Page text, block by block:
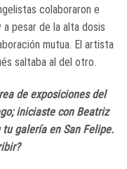
colaboraron e
pesar de la alta dosis
mutua. El artista
saltaba al del otro.
de exposiciones del
iniciaste con Beatriz
tu galería en San Felipe.